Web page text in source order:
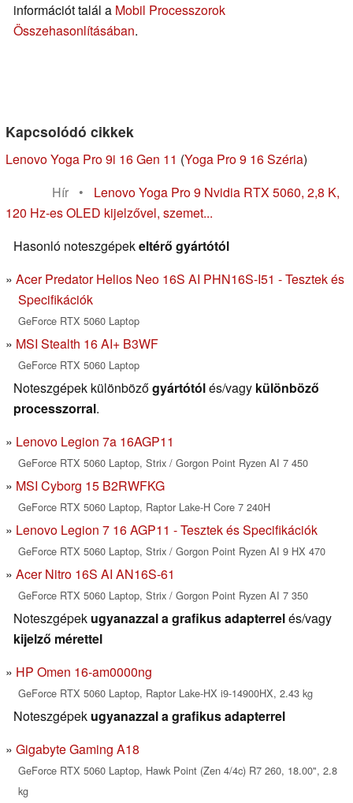
információt talál a Mobil Processzorok
Összehasonlításában.
Kapcsolódó cikkek
Lenovo Yoga Pro 9i 16 Gen 11 (Yoga Pro 9 16 Széria)
Hír
•
Lenovo Yoga Pro 9 Nvidia RTX 5060, 2,8 K,
120 Hz-es OLED kijelzővel, szemet...
Hasonló noteszgépekeltérő gyártótól
Acer Predator Helios Neo 16S AI PHN16S-I51 - Tesztek és
Specifikációk
GeForce RTX 5060 Laptop
MSI Stealth 16 AI+ B3WF
GeForce RTX 5060 Laptop
Noteszgépek különbözőgyártótólés/vagy különböző
processzorral.
Lenovo Legion 7a 16AGP11
GeForce RTX 5060 Laptop, Strix / Gorgon Point Ryzen AI 7 450
MSI Cyborg 15 B2RWFKG
GeForce RTX 5060 Laptop, Raptor Lake-H Core 7 240H
Lenovo Legion 7 16 AGP11 - Tesztek és Specifikációk
GeForce RTX 5060 Laptop, Strix / Gorgon Point Ryzen AI 9 HX 470
Acer Nitro 16S AI AN16S-61
GeForce RTX 5060 Laptop, Strix / Gorgon Point Ryzen AI 7 350
Noteszgépek ugyanazzal a grafikus adapterrelés/vagy
kijelző mérettel
HP Omen 16-am0000ng
GeForce RTX 5060 Laptop, Raptor Lake-HX i9-14900HX, 2.43 kg
Noteszgépek ugyanazzal a grafikus adapterrel
Gigabyte Gaming A18
GeForce RTX 5060 Laptop, Hawk Point (Zen 4/4c) R7 260, 18.00", 2.8
kg